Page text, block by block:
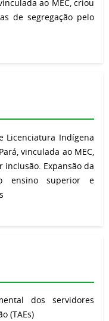
ao MEC, criou
de segregação pelo
Licenciatura Indígena
vinculada ao MEC,
Expansão da
ensino superior e
dos servidores
(TAEs)